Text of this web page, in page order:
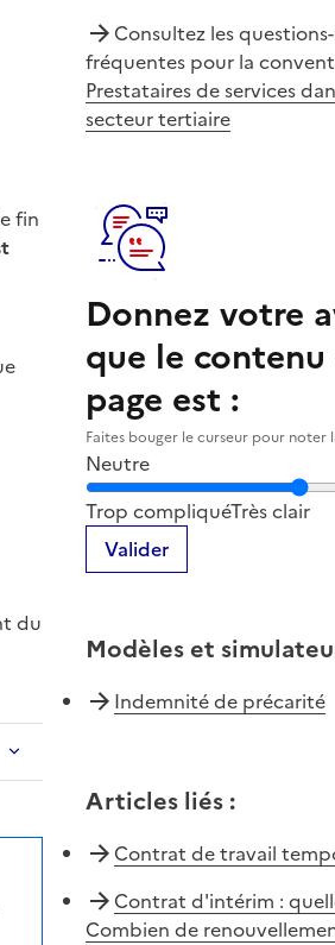
fin
du
Consultez les
fréquentes pour la
Prestataires de services
secteur tertiaire
Donnez votre
que le
page est :
Faites bouger le curseur pour noter
Neutre
Notez la clarté du
Trop compliquéTrès clair
Valider
Modèles et
Indemnité de précarité
Articles liés :
Contrat de travail
Contrat d'intérim :
Combien de